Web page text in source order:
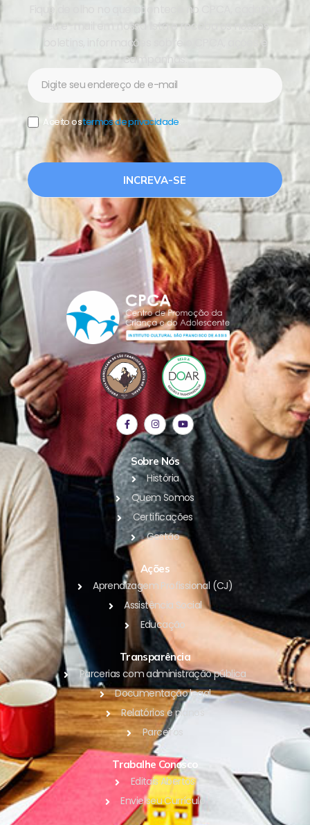
Fique de olho no que acontece no CPCA, cadastre
seu e-mail em nossa lista e receba os nossos
boletins, informações sobre o CPCA, ações e
campanhas.
Aceito ostermos de privacidade.
INCREVA-SE
Sobre Nós
História
Quem Somos
Certificações
Gestão
Ações
Aprendizagem Profissional (CJ)
Assistência Social
Educação
Transparência
Parcerias com administração pública
Documentação legal
Relatórios e planos
Parceiros
Trabalhe Conosco
Editais Abertos
Envie seu Currículo